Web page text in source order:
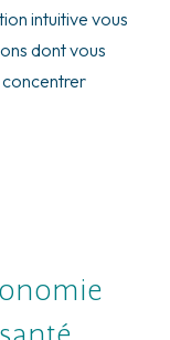
intuitive vous
dont vous